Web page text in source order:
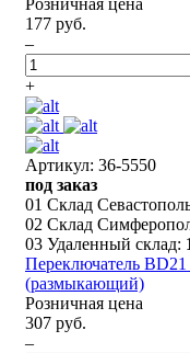
177 руб.
–
+
Артикул: 36-5550
под заказ
01 Склад
02 Склад
03 Удаленный склад:
Переключатель
(размыкающий)
Розничная цена
307 руб.
–